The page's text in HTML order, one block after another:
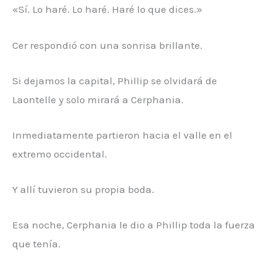
«Sí. Lo haré. Lo haré. Haré lo que dices.»
Cer respondió con una sonrisa brillante.
Si dejamos la capital, Phillip se olvidará de
Laontelle y solo mirará a Cerphania.
Inmediatamente partieron hacia el valle en el
extremo occidental.
Y allí tuvieron su propia boda.
Esa noche, Cerphania le dio a Phillip toda la fuerza
que tenía.